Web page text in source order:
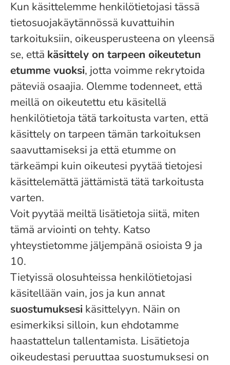
Kun käsittelemme henkilötietojasi tässä
tietosuojakäytännössä kuvattuihin
tarkoituksiin, oikeusperusteena on yleensä
se, että käsittely on tarpeen oikeutetun
etumme vuoksi, jotta voimme rekrytoida
päteviä osaajia. Olemme todenneet, että
meillä on oikeutettu etu käsitellä
henkilötietoja tätä tarkoitusta varten, että
käsittely on tarpeen tämän tarkoituksen
saavuttamiseksi ja että etumme on
tärkeämpi kuin oikeutesi pyytää tietojesi
käsittelemättä jättämistä tätä tarkoitusta
varten.
Voit pyytää meiltä lisätietoja siitä, miten
tämä arviointi on tehty. Katso
yhteystietomme jäljempänä osioista 9 ja
10.
Tietyissä olosuhteissa henkilötietojasi
käsitellään vain, jos ja kun annat
suostumuksesi käsittelyyn. Näin on
esimerkiksi silloin, kun ehdotamme
haastattelun tallentamista. Lisätietoja
oikeudestasi peruuttaa suostumuksesi on